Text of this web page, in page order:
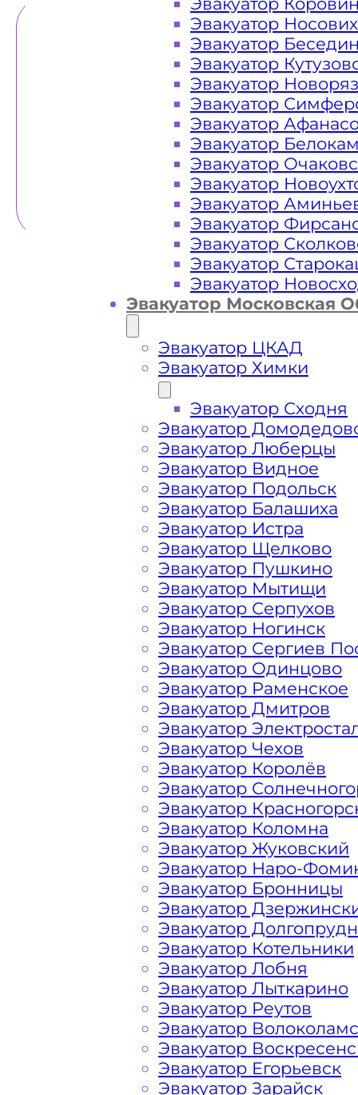
Как
Чертаново
Перевозка автомобиля по району
«МОБИ» дешево, круглосуточно и
лишних затрат решить возникшие
предложить вам свои услуги по
нас вы найдете все, что нужно для
авто: доступные цены,
большим опытом работы. Мы
эвакуатора на дороге по низкой
в сфере транспортировки и
Чертаново Северное Москва. Мы
и технику, что позволяет срочно и
Московских автомагистралей,
транспортного средства или ДТП.
списком услуг эвакуатора и их
, так и за пределами города
Эвакуатор
Эвакуатор
Эвакуатор
Эвакуатор
Эвакуатор
Эвакуатор
Эвакуатор
Эвакуатор
Эвакуатор
Эвакуатор
Эвакуатор
Эвакуатор
Эвакуатор
Эвакуатор
Эвакуатор Московская
Эвакуатор ЦКАД
Эвакуатор Химки
Эвакуатор Сходня
Эвакуатор
Эвакуатор Люберцы
Эвакуатор Видное
Эвакуатор Подольск
Эвакуатор Балашиха
Эвакуатор Истра
Эвакуатор Щелково
Эвакуатор Пушкино
Эвакуатор Мытищи
Эвакуатор Серпухов
Эвакуатор Ногинск
Эвакуатор Сергиев
Эвакуатор Одинцово
Эвакуатор Раменское
Эвакуатор Дмитров
Эвакуатор
Эвакуатор Чехов
Эвакуатор Королёв
Эвакуатор
Эвакуатор
Эвакуатор Коломна
Эвакуатор Жуковский
Эвакуатор Наро-
Эвакуатор Бронницы
Эвакуатор
Эвакуатор
Эвакуатор Котельники
Эвакуатор Лобня
Эвакуатор Лыткарино
Эвакуатор Реутов
Эвакуатор
Эвакуатор
Эвакуатор Егорьевск
Эвакуатор Зарайск